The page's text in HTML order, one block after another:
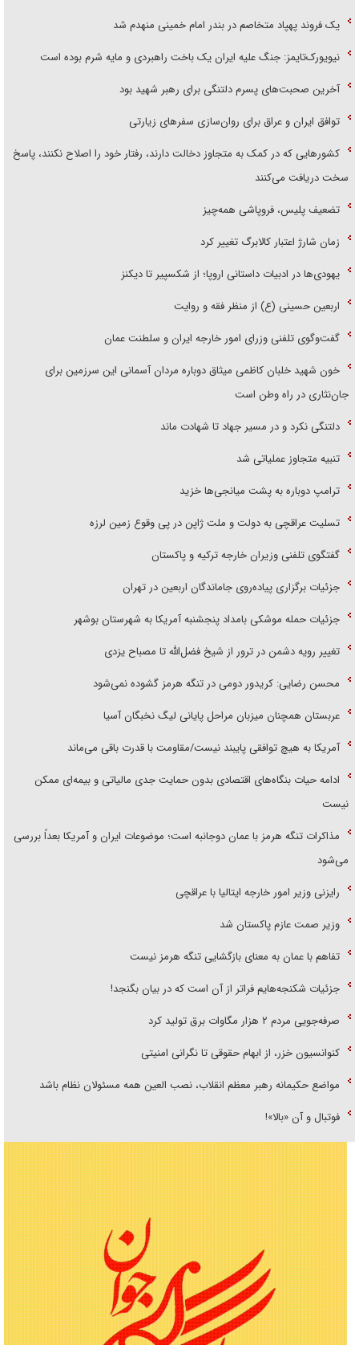
یک فروند پهپاد متخاصم در بندر امام خمینی منهدم شد
نیویورک‌تایمز: جنگ علیه ایران یک باخت راهبردی و مایه شرم بوده است
آخرین صحبت‌های پسرم دلتنگی برای رهبر شهید بود
توافق ایران و عراق برای روان‌سازی سفر‌های زیارتی
کشور‌هایی که در کمک به متجاوز دخالت دارند، رفتار خود را اصلاح نکنند، پاسخ
سخت دریافت می‌کنند
تضعیف پلیس، فروپاشی همه‌چیز
زمان شارژ اعتبار کالابرگ تغییر کرد
یهودی‌ها در ادبیات داستانی اروپا؛ از شکسپیر تا دیکنز
اربعین حسینی (ع) از منظر فقه و روایت
گفت‌وگوی تلفنی وزرای امور خارجه ایران و سلطنت عمان
خون شهید خلبان کاظمی میثاق دوباره مردان آسمانی این سرزمین برای
جان‌نثاری در راه وطن است
دلتنگی نکرد و در مسیر جهاد تا شهادت ماند
تنبیه متجاوز عملیاتی شد
ترامپ دوباره به پشت میانجی‌ها خزید
تسلیت عراقچی به دولت و ملت ژاپن در پی وقوع زمین لرزه
گفتگوی تلفنی وزیران خارجه ترکیه و پاکستان
جزئیات برگزاری پیاده‌روی جاماندگان اربعین در تهران
جزئیات حمله موشکی بامداد پنجشنبه آمریکا به شهرستان بوشهر
تغییر رویه دشمن در ترور از شیخ فضل‌الله تا مصباح یزدی
محسن رضایی: کریدور دومی در تنگه هرمز گشوده نمی‌شود
عربستان همچنان میزبان مراحل پایانی لیگ نخبگان آسیا
آمریکا به هیچ توافقی پایبند نیست/مقاومت با قدرت باقی می‌ماند
ادامه حیات بنگاه‌های اقتصادی بدون حمایت جدی مالیاتی و بیمه‌ای ممکن
نیست
مذاکرات تنگه هرمز با عمان دوجانبه است؛ موضوعات ایران و آمریکا بعداً بررسی
می‌شود
رایزنی وزیر امور خارجه ایتالیا با عراقچی
وزیر صمت عازم پاکستان شد
تفاهم با عمان به معنای بازگشایی تنگه هرمز نیست
جزئیات شکنجه‌هایم فراتر از آن است که در بیان بگنجد!
صرفه‌جویی مردم ۲ هزار مگاوات برق تولید کرد
کنوانسیون خزر، از ابهام حقوقی تا نگرانی امنیتی
مواضع حکیمانه رهبر معظم انقلاب، نصب العین همه مسئولان نظام باشد
فوتبال و آن «بالا»!